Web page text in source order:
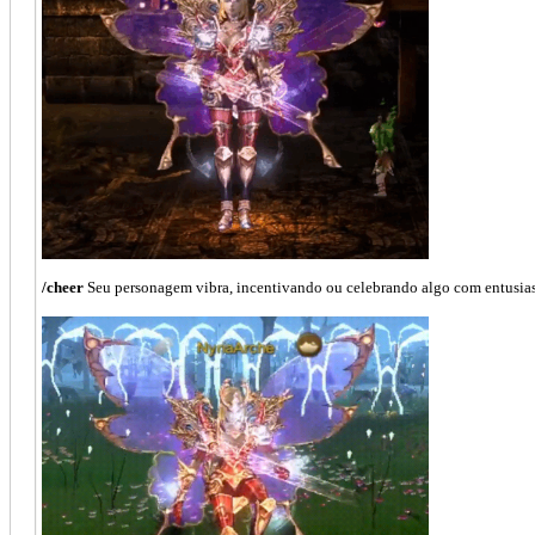
/cheer Seu personagem vibra, incentivando ou celebrando algo com